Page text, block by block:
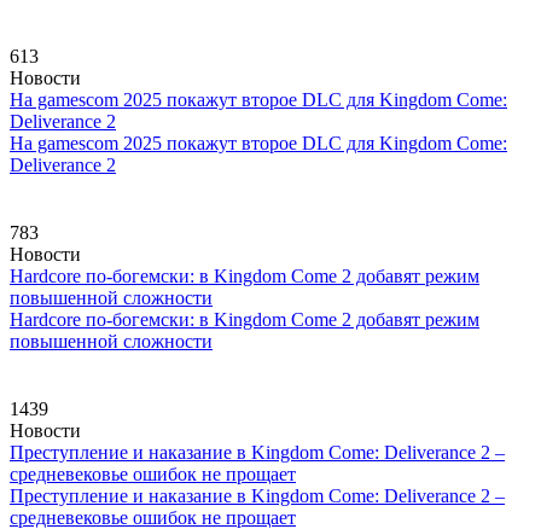
613
Новости
На gamescom 2025 покажут второе DLC для Kingdom Come:
Deliverance 2
На gamescom 2025 покажут второе DLC для Kingdom Come:
Deliverance 2
783
Новости
Hardcore по-богемски: в Kingdom Come 2 добавят режим
повышенной сложности
Hardcore по-богемски: в Kingdom Come 2 добавят режим
повышенной сложности
1439
Новости
Преступление и наказание в Kingdom Come: Deliverance 2 –
средневековье ошибок не прощает
Преступление и наказание в Kingdom Come: Deliverance 2 –
средневековье ошибок не прощает